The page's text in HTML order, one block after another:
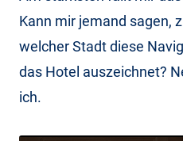
Kann mir jemand sagen,
welcher Stadt diese
das Hotel auszeichnet?
ich.